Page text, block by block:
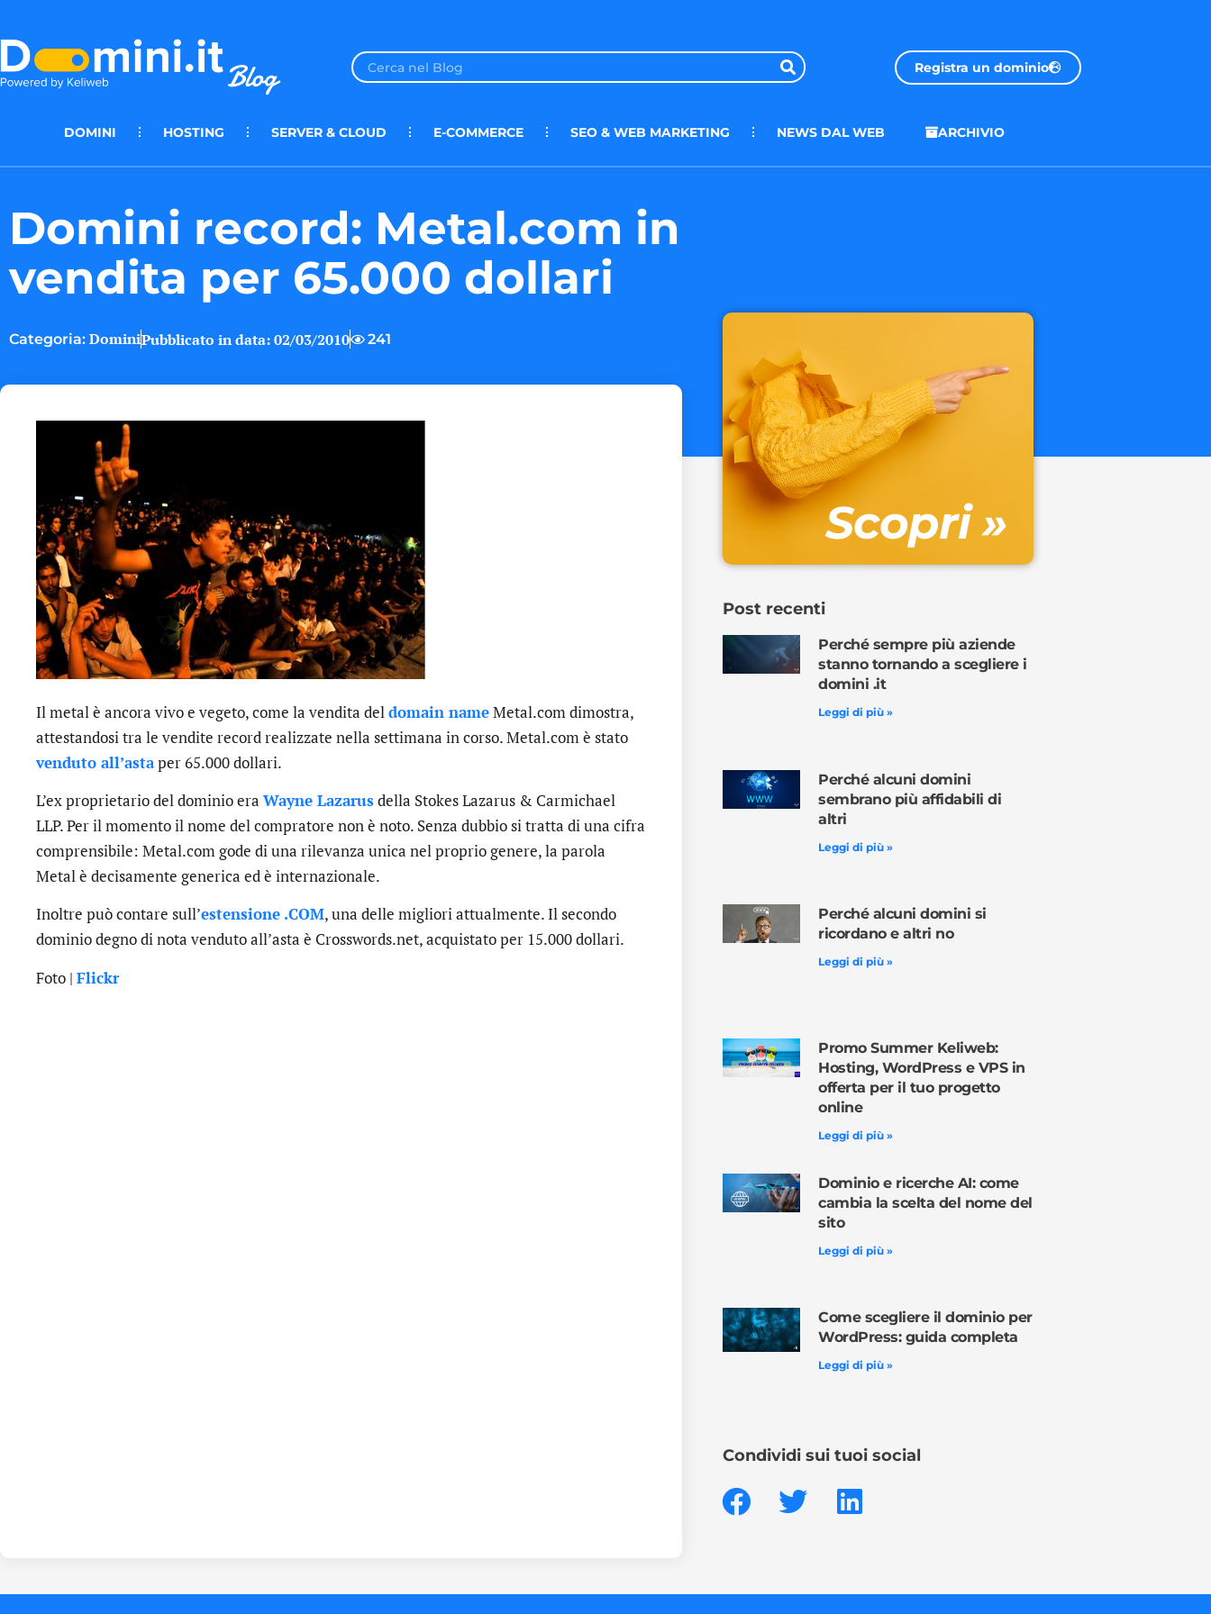
Registra un dominio
DOMINI HOSTING SERVER & CLOUD E-COMMERCE SEO & WEB MARKETING NEWS DAL WEB ARCHIVIO
Domini record: Metal.com in
vendita per 65.000 dollari
Categoria: DominiPubblicato in data:02/03/2010 241
Il metal è ancora vivo e vegeto, come la vendita del domain nameMetal.com dimostra,
attestandosi tra le vendite record realizzate nella settimana in corso. Metal.com è stato
venduto all’astaper 65.000 dollari.
L’ex proprietario del dominio era Wayne Lazarusdella Stokes Lazarus & Carmichael
LLP. Per il momento il nome del compratore non è noto. Senza dubbio si tratta di una cifra
comprensibile: Metal.com gode di una rilevanza unica nel proprio genere, la parola
Metal è decisamente generica ed è internazionale.
Inoltre può contare sull’estensione .COM, una delle migliori attualmente. Il secondo
dominio degno di nota venduto all’asta è Crosswords.net, acquistato per 15.000 dollari.
Foto | Flickr
Scopri »
Post recenti
Perché sempre più aziende
stanno tornando a scegliere i
domini .it
Leggi di più »
Perché alcuni domini
sembrano più affidabili di
altri
Leggi di più »
Perché alcuni domini si
ricordano e altri no
Leggi di più »
Promo Summer Keliweb:
Hosting, WordPress e VPS in
offerta per il tuo progetto
online
Leggi di più »
Dominio e ricerche AI: come
cambia la scelta del nome del
sito
Leggi di più »
Come scegliere il dominio per
WordPress: guida completa
Leggi di più »
Condividi sui tuoi social